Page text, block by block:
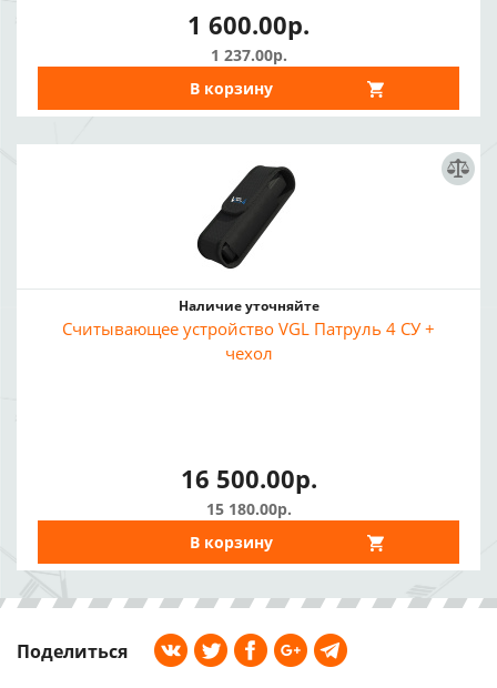
1 600.00р.
1 237.00р.
В корзину
Наличие уточняйте
Считывающее устройство VGL Патруль 4 СУ +
чехол
16 500.00р.
15 180.00р.
В корзину
Поделиться